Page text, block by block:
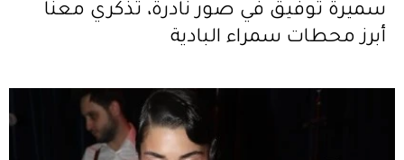
سميرة توفيق في صور نادرة، تذكّري معنا
أبرز محطات سمراء البادية